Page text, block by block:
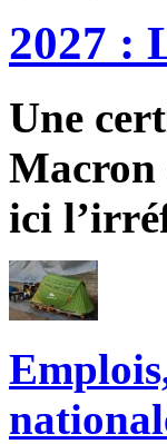
2027 :
Une
Macron
ici